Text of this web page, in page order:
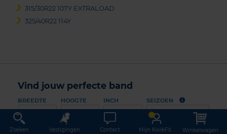
315/30R22 107Y EXTRALOAD
325/40R22 114Y
Vind jouw perfecte band
BREEDTE HOOGTE
kies
INCH
kies
SEIZOEN
All season
Zoeken Vestigingen Contact Mijn KwikFit Winkelwagen